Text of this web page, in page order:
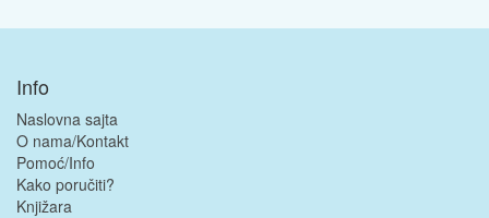
Info
Naslovna sajta
O nama/Kontakt
Pomoć/Info
Kako poručiti?
Knjižara